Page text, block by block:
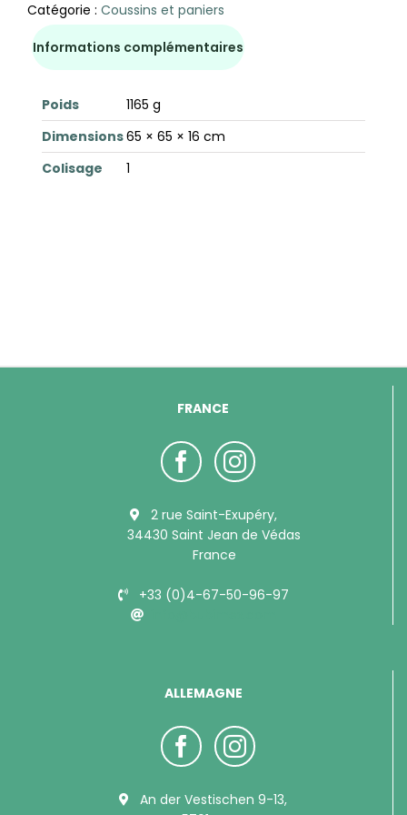
Catégorie : Coussins et paniers
Informations complémentaires
Poids
1165 g
Dimensions65 × 65 × 16 cm
Colisage
1
FRANCE
2 rue Saint-Exupéry,
34430 Saint Jean de Védas
France
+33 (0)4-67-50-96-97
ALLEMAGNE
An der Vestischen 9-13,